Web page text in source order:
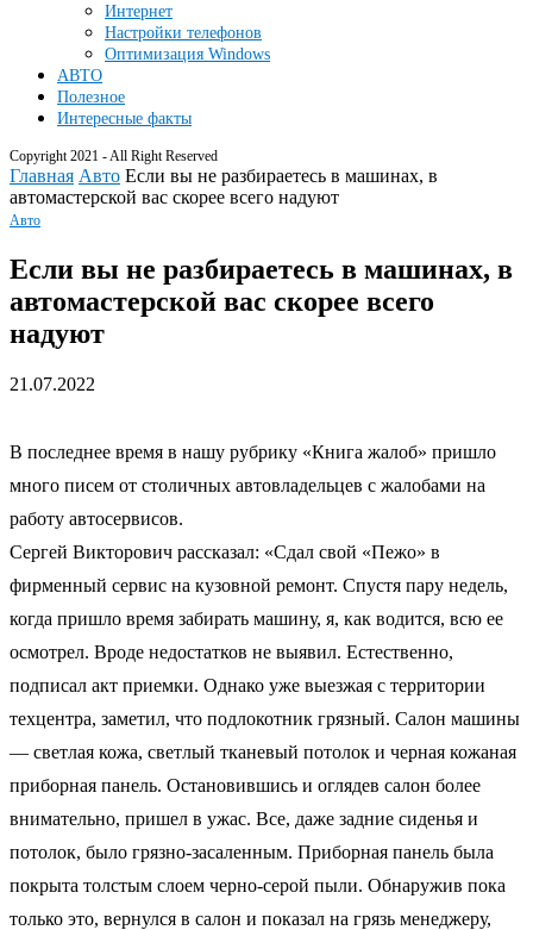
Интернет
Настройки телефонов
Оптимизация Windows
АВТО
Полезное
Интересные факты
Copyright 2021 - All Right Reserved
Главная Авто Если вы не разбираетесь в машинах, в
автомастерской вас скорее всего надуют
Авто
Если вы не разбираетесь в машинах, в
автомастерской вас скорее всего
надуют
21.07.2022
В последнее время в нашу рубрику «Книга жалоб» пришло
много писем от столичных автовладельцев с жалобами на
работу автосервисов.
Сергей Викторович рассказал: «Cдал свой «Пежо» в
фирменный сервис на кузовной ремонт. Спустя пару недель,
когда пришло время забирать машину, я, как водится, всю ее
осмотрел. Вроде недостатков не выявил. Естественно,
подписал акт приемки. Однако уже выезжая с территории
техцентра, заметил, что подлокотник грязный. Салон машины
— светлая кожа, светлый тканевый потолок и черная кожаная
приборная панель. Остановившись и оглядев салон более
внимательно, пришел в ужас. Все, даже задние сиденья и
потолок, было грязно-засаленным. Приборная панель была
покрыта толстым слоем черно-серой пыли. Обнаружив пока
только это, вернулся в салон и показал на грязь менеджеру,